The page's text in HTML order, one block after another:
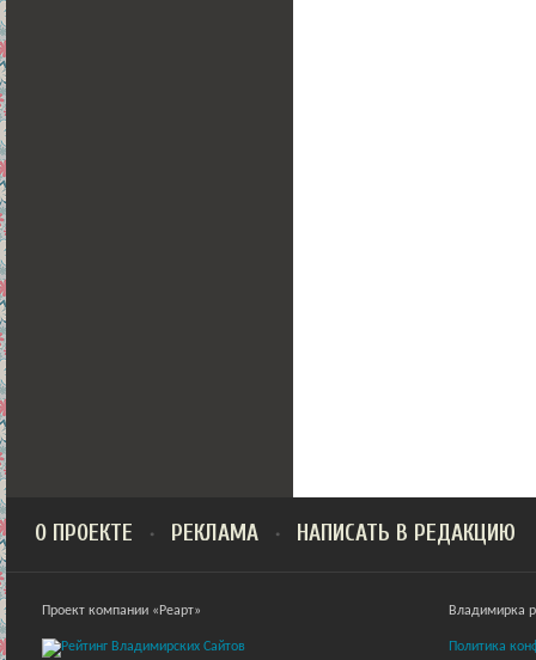
О ПРОЕКТЕ РЕКЛАМА НАПИСАТЬ В РЕДАКЦИЮ
Проект компании «Реарт» Владимирка
Политика